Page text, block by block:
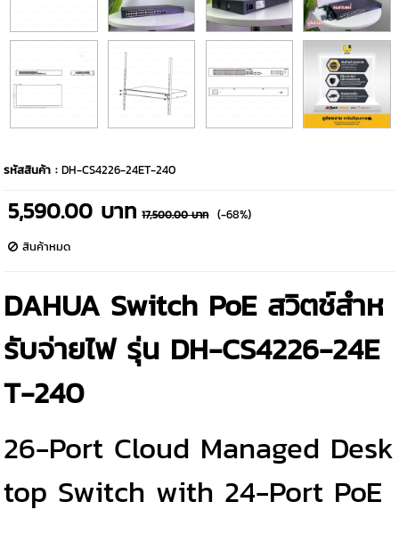
รหัสสินค้า :DH-CS4226-24ET-240
5,590.00 บาท 17,500.00 บาท (-68%)
สินค้าหมด
DAHUA Switch PoE สวิตช์สำห
รับจ่ายไฟ รุ่น DH-CS4226-24E
T-240
26-Port Cloud Managed Desk
top Switch with 24-Port PoE